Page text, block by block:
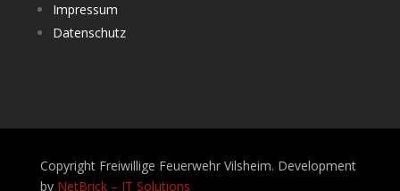
Impressum
Datenschutz
Copyright Freiwillige Feuerwehr Vilsheim. Development
by NetBrick – IT Solutions